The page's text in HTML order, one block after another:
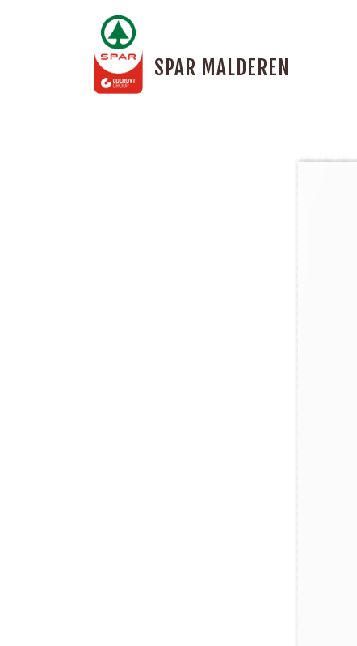
SPAR MALDEREN